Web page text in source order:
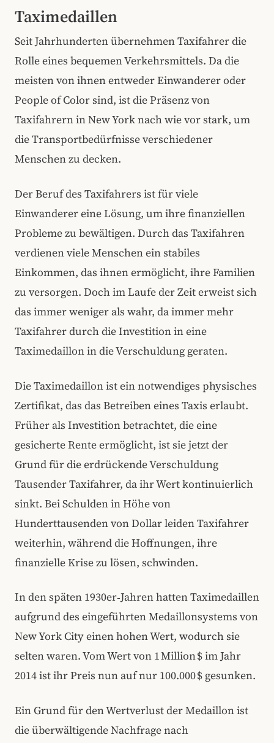
Taximedaillen
Seit Jahrhunderten übernehmen Taxifahrer die
Rolle eines bequemen Verkehrsmittels. Da die
meisten von ihnen entweder Einwanderer oder
People of Color sind, ist die Präsenz von
Taxifahrern in New York nach wie vor stark, um
die Transportbedürfnisse verschiedener
Menschen zu decken.
Der Beruf des Taxifahrers ist für viele
Einwanderer eine Lösung, um ihre finanziellen
Probleme zu bewältigen. Durch das Taxifahren
verdienen viele Menschen ein stabiles
Einkommen, das ihnen ermöglicht, ihre Familien
zu versorgen. Doch im Laufe der Zeit erweist sich
das immer weniger als wahr, da immer mehr
Taxifahrer durch die Investition in eine
Taximedaillon in die Verschuldung geraten.
Die Taximedaillon ist ein notwendiges physisches
Zertifikat, das das Betreiben eines Taxis erlaubt.
Früher als Investition betrachtet, die eine
gesicherte Rente ermöglicht, ist sie jetzt der
Grund für die erdrückende Verschuldung
Tausender Taxifahrer, da ihr Wert kontinuierlich
sinkt. Bei Schulden in Höhe von
Hunderttausenden von Dollar leiden Taxifahrer
weiterhin, während die Hoffnungen, ihre
finanzielle Krise zu lösen, schwinden.
In den späten 1930er‑Jahren hatten Taximedaillen
aufgrund des eingeführten Medaillonsystems von
New York City einen hohen Wert, wodurch sie
selten waren. Vom Wert von 1 Million $ im Jahr
2014 ist ihr Preis nun auf nur 100.000 $ gesunken.
Ein Grund für den Wertverlust der Medaillon ist
die überwältigende Nachfrage nach